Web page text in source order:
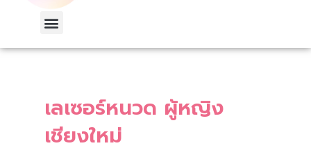
Menu
เลเซอร์หนวด ผู้หญิง
เชียงใหม่